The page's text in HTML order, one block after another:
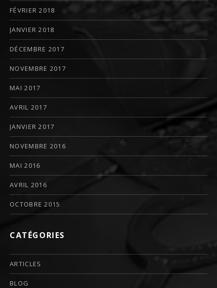
FÉVRIER 2018
JANVIER 2018
DÉCEMBRE 2017
NOVEMBRE 2017
MAI 2017
AVRIL 2017
JANVIER 2017
NOVEMBRE 2016
MAI 2016
AVRIL 2016
OCTOBRE 2015
CATÉGORIES
ARTICLES
BLOG